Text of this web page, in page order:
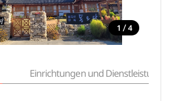
1 / 4
Einrichtungen und Dienstleistungen